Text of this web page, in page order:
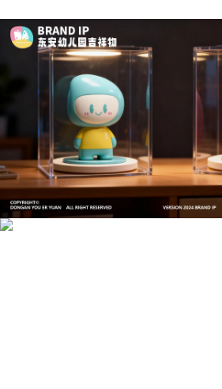
文创产品设计的成本控制——
司-佐案设计